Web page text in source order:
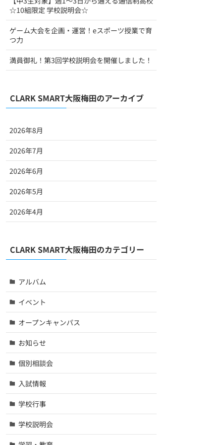
☆10組限定 学校説明会☆
ゲーム大会を企画・運営！eスポーツ授業で育
つ力
満員御礼！第3回学校説明会を開催しました！
CLARK SMART大阪梅田のアーカイブ
2026年8月
2026年7月
2026年6月
2026年5月
2026年4月
CLARK SMART大阪梅田のカテゴリー
アルバム
イベント
オープンキャンパス
お知らせ
個別相談会
入試情報
学校行事
学校説明会